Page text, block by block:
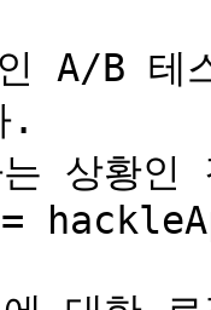
A/B 테스
.
상황인